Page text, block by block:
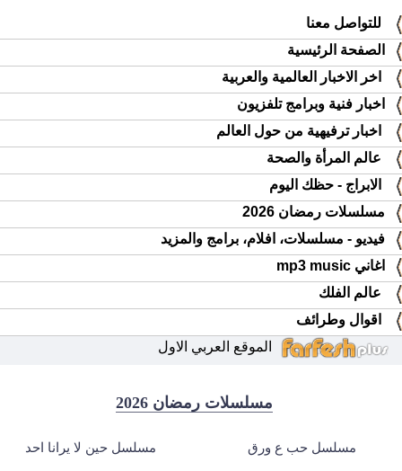
للتواصل معنا
الصفحة الرئيسية
اخر الاخبار العالمية والعربية
اخبار فنية وبرامج تلفزيون
اخبار ترفيهية من حول العالم
عالم المرأة والصحة
الابراج - حظك اليوم
مسلسلات رمضان 2026
فيديو - مسلسلات، افلام، برامج والمزيد
اغاني mp3 music
عالم الفلك
اقوال وطرائف
الموقع العربي الاول
مسلسلات رمضان 2026
مسلسل حب ع ورق مسلسل حين لا يرانا احد